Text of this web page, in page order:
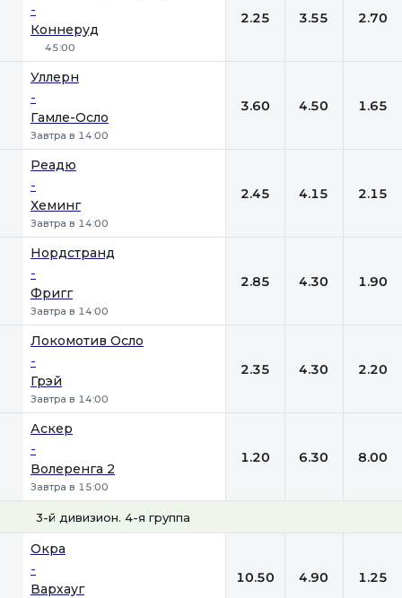
-
Коннеруд
45:00
2.25 3.55 2.70
Уллерн
-
Гамле-Осло
Завтра в 14:00
3.60 4.50 1.65
Реадю
-
Хеминг
Завтра в 14:00
2.45 4.15 2.15
Нордстранд
-
Фригг
Завтра в 14:00
2.85 4.30 1.90
Локомотив Осло
-
Грэй
Завтра в 14:00
2.35 4.30 2.20
Аскер
-
Волеренга 2
Завтра в 15:00
1.20 6.30 8.00
3-й дивизион. 4-я группа
Окра
-
Вархауг
10.50 4.90 1.25